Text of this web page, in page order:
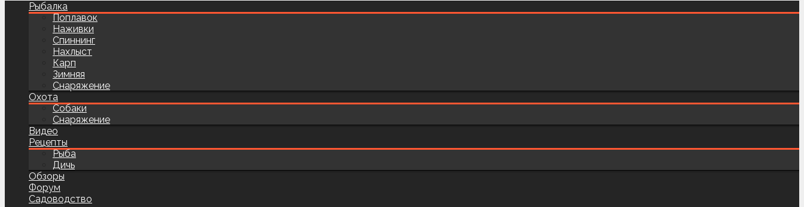
Рыбалка
Поплавок
Наживки
Спиннинг
Нахлыст
Карп
Зимняя
Снаряжение
Охота
Собаки
Снаряжение
Видео
Рецепты
Рыба
Дичь
Обзоры
Форум
Садоводство